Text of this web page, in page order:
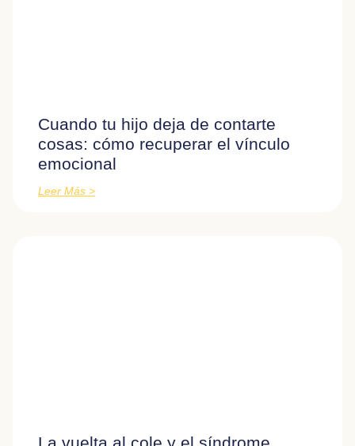
Cuando tu hijo deja de contarte
cosas: cómo recuperar el vínculo
emocional
Leer Más >
La vuelta al cole y el síndrome